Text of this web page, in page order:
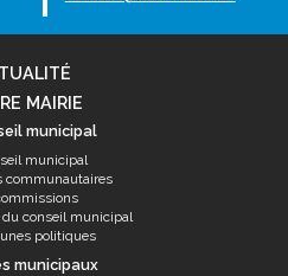
MAIRIE
municipal
municipal
communautaires
conseil municipal
politiques
municipaux